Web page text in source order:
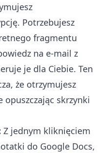
Potrzebujesz
fragmentu
na e-mail z
je dla Ciebie. Ten
że otrzymujesz
skrzynki
Z jednym kliknięciem
do Google Docs,